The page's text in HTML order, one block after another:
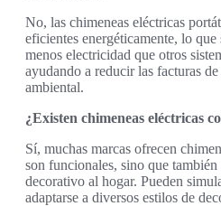
No, las chimeneas eléctricas
eficientes energéticamente, lo
menos electricidad que otros
ayudando a reducir las facturas
ambiental.
¿Existen chimeneas eléctricas
Sí, muchas marcas ofrecen
son funcionales, sino que
decorativo al hogar. Pueden
adaptarse a diversos estilos de